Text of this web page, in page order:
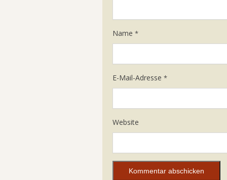
Name *
E-Mail-Adresse *
Website